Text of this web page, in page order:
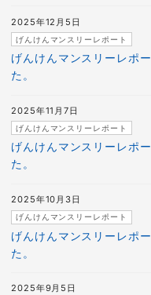
げんけんマンスリーレポ
た。
げんけんマンスリーレポート
2025年12月5日
げんけんマンスリーレポ
た。
げんけんマンスリーレポート
2025年11月7日
げんけんマンスリーレポ
た。
げんけんマンスリーレポート
2025年10月3日
2025年9月5日